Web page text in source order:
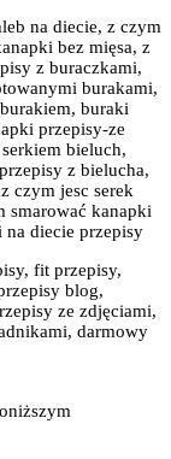
na diecie, z czym
bez mięsa, z
z buraczkami,
burakami,
buraki
przepisy-ze
bieluch,
z bielucha,
czym jesc serek
smarować kanapki
na diecie przepisy
fit przepisy,
blog,
ze zdjęciami,
darmowy